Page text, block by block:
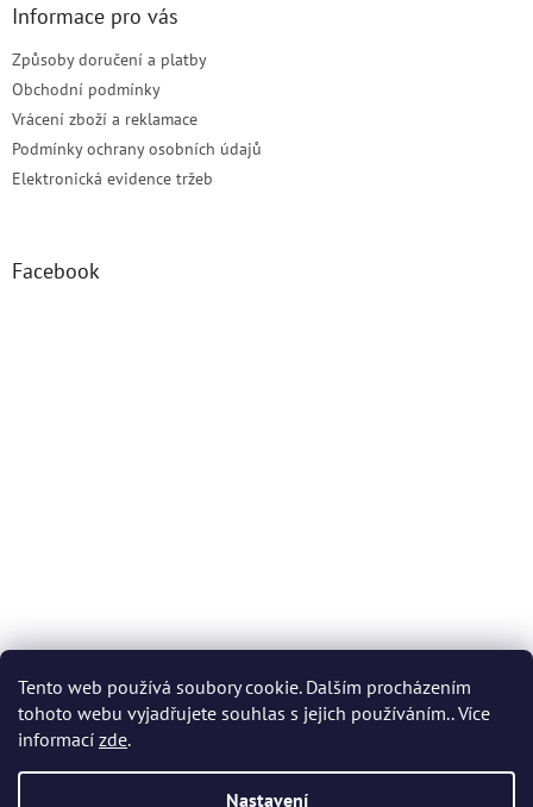
Tento web používá soubory cookie. Dalším procházením
tohoto webu vyjadřujete souhlas s jejich používáním.. Více
informací zde.
Nastavení
Informace pro vás
Způsoby doručení a platby
Obchodní podmínky
Vrácení zboží a reklamace
Podmínky ochrany osobních údajů
Elektronická evidence tržeb
Facebook